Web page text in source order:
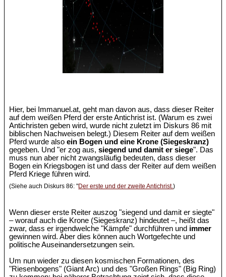
Hier, bei Immanuel.at, geht man davon aus, dass dieser Reiter
auf dem weißen Pferd der erste Antichrist ist. (Warum es zwei
Antichristen geben wird, wurde nicht zuletzt im Diskurs 86 mit
biblischen Nachweisen belegt.) Diesem Reiter auf dem weißen
Pferd wurde alsoein Bogen und eine Krone (Siegeskranz)
gegeben. Und "er zog aus,siegend und damit er siege". Das
muss nun aber nicht zwangsläufig bedeuten, dass dieser
Bogen ein Kriegsbogen ist und dass der Reiter auf dem weißen
Pferd Kriege führen wird.
(Siehe auch Diskurs 86: "Der erste und der zweite Antichrist.)
Wenn dieser erste Reiter auszog "siegend und damit er siegte"
– worauf auch die Krone (Siegeskranz) hindeutet –, heißt das
zwar, dass er irgendwelche "Kämpfe" durchführen und immer
gewinnen wird. Aber dies können auch Wortgefechte und
politische Auseinandersetzungen sein.
Um nun wieder zu diesen kosmischen Formationen, des
"Riesenbogens" (Giant Arc) und des "Großen Rings" (Big Ring)